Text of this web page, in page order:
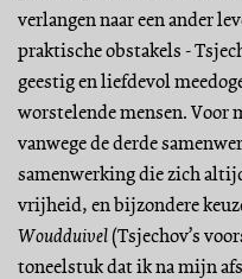
verlangen naar een ander
praktische obstakels -
geestig en liefdevol
worstelende mensen. Voor
vanwege de derde
samenwerking die zich
vrijheid, en bijzondere
Woudduivel (Tsjechov’s
toneelstuk dat ik na mijn